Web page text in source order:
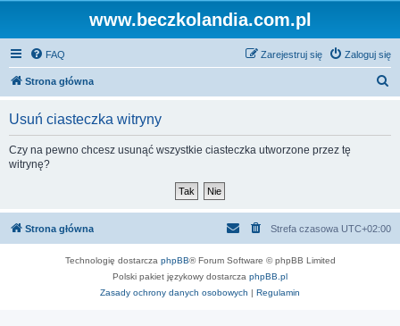
www.beczkolandia.com.pl
FAQ Zaloguj się
Zarejestruj się
Strona główna
Usuń ciasteczka witryny
Czy na pewno chcesz usunąć wszystkie ciasteczka utworzone przez tę
witrynę?
Strona główna Strefa czasowa UTC+02:00
Technologię dostarcza phpBB® Forum Software © phpBB Limited
Polski pakiet językowy dostarcza phpBB.pl
Zasady ochrony danych osobowych | Regulamin